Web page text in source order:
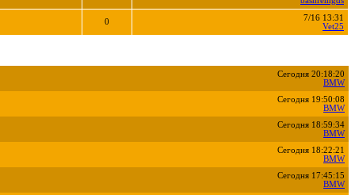
0
7/16 13:31
Vet25
Сегодня 20:18:20
BMW
Сегодня 19:50:08
BMW
Сегодня 18:59:34
BMW
Сегодня 18:22:21
BMW
Сегодня 17:45:15
BMW